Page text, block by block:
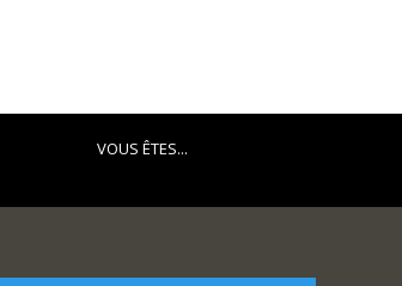
VOUS ÊTES...